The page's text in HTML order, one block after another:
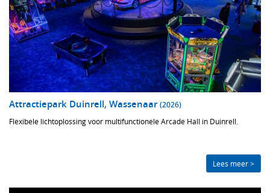
Attractiepark Duinrell, Wassenaar(2026)
Flexibele lichtoplossing voor multifunctionele Arcade Hall in Duinrell.
Lees meer >